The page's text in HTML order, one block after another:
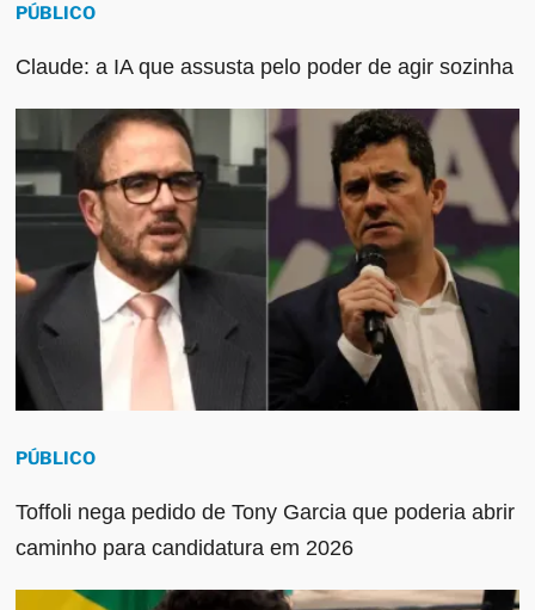
PÚBLICO
Claude: a IA que assusta pelo poder de agir sozinha
PÚBLICO
Toffoli nega pedido de Tony Garcia que poderia abrir
caminho para candidatura em 2026